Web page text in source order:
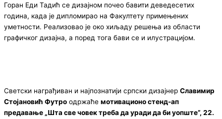
Горан Еди Тадић се дизајном почео бавити деведесетих
година, када је дипломирао на Факултету примењених
уметности. Реализовао је око хиљаду решења из области
графичког дизајна, а поред тога бави се и илустрацијом.
Светски награђиван и најпознатији српски дизајнер Славимир
Стојановић Футро одржаће мотивационо стeнд-aп
предавање „Шта све човек треба да уради да би уопште”, 22.